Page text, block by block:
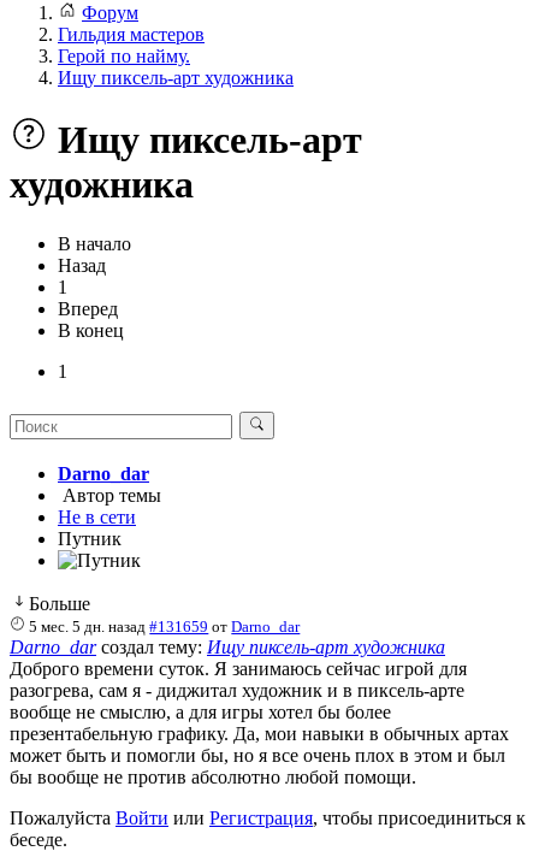
Форум
Гильдия мастеров
Герой по найму.
Ищу пиксель-арт художника
Ищу пиксель-арт
художника
В начало
Назад
1
Вперед
В конец
1
Darno_dar
Автор темы
Не в сети
Путник
Больше
5 мес. 5 дн. назад #131659 отDarno_dar
Darno_darсоздал тему: Ищу пиксель-арт художника
Доброго времени суток. Я занимаюсь сейчас игрой для
разогрева, сам я - диджитал художник и в пиксель-арте
вообще не смыслю, а для игры хотел бы более
презентабельную графику. Да, мои навыки в обычных артах
может быть и помогли бы, но я все очень плох в этом и был
бы вообще не против абсолютно любой помощи.
Пожалуйста Войти или Регистрация, чтобы присоединиться к
беседе.